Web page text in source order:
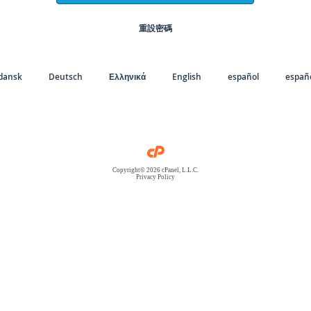
重設密碼
Deutsch Ελληνικά English español
Copyright© 2026 cPanel, L.L.C.
Privacy Policy